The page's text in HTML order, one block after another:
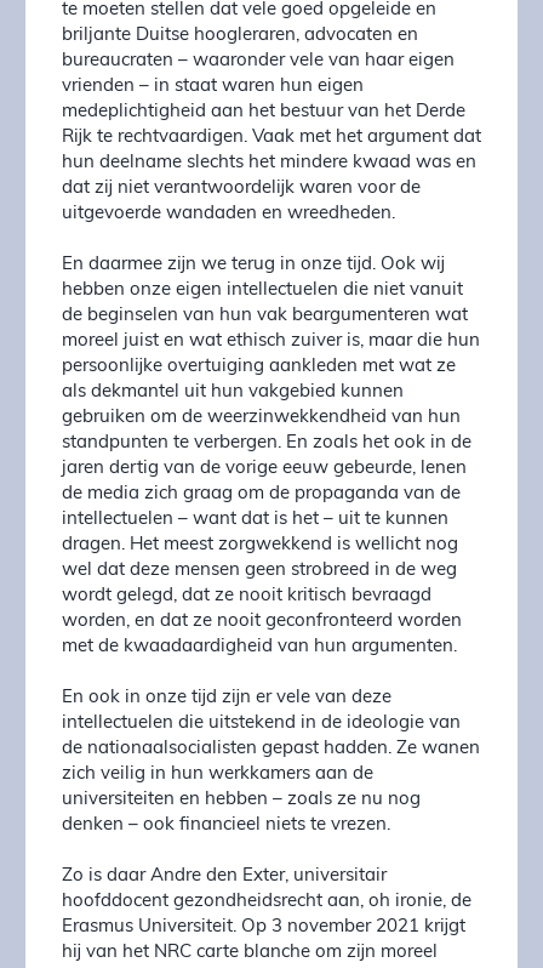
te moeten stellen dat vele goed opgeleide en
briljante Duitse hoogleraren, advocaten en
bureaucraten – waaronder vele van haar eigen
vrienden – in staat waren hun eigen
medeplichtigheid aan het bestuur van het Derde
Rijk te rechtvaardigen. Vaak met het argument dat
hun deelname slechts het mindere kwaad was en
dat zij niet verantwoordelijk waren voor de
uitgevoerde wandaden en wreedheden.
En daarmee zijn we terug in onze tijd. Ook wij
hebben onze eigen intellectuelen die niet vanuit
de beginselen van hun vak beargumenteren wat
moreel juist en wat ethisch zuiver is, maar die hun
persoonlijke overtuiging aankleden met wat ze
als dekmantel uit hun vakgebied kunnen
gebruiken om de weerzinwekkendheid van hun
standpunten te verbergen. En zoals het ook in de
jaren dertig van de vorige eeuw gebeurde, lenen
de media zich graag om de propaganda van de
intellectuelen – want dat is het – uit te kunnen
dragen. Het meest zorgwekkend is wellicht nog
wel dat deze mensen geen strobreed in de weg
wordt gelegd, dat ze nooit kritisch bevraagd
worden, en dat ze nooit geconfronteerd worden
met de kwaadaardigheid van hun argumenten.
En ook in onze tijd zijn er vele van deze
intellectuelen die uitstekend in de ideologie van
de nationaalsocialisten gepast hadden. Ze wanen
zich veilig in hun werkkamers aan de
universiteiten en hebben – zoals ze nu nog
denken – ook financieel niets te vrezen.
Zo is daar Andre den Exter, universitair
hoofddocent gezondheidsrecht aan, oh ironie, de
Erasmus Universiteit. Op 3 november 2021 krijgt
hij van het NRC carte blanche om zijn moreel